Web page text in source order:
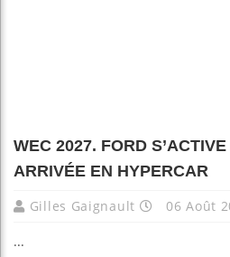
WEC 2027. FORD
ARRIVÉE EN HYPERCAR
Gilles Gaignault 06 Août
...